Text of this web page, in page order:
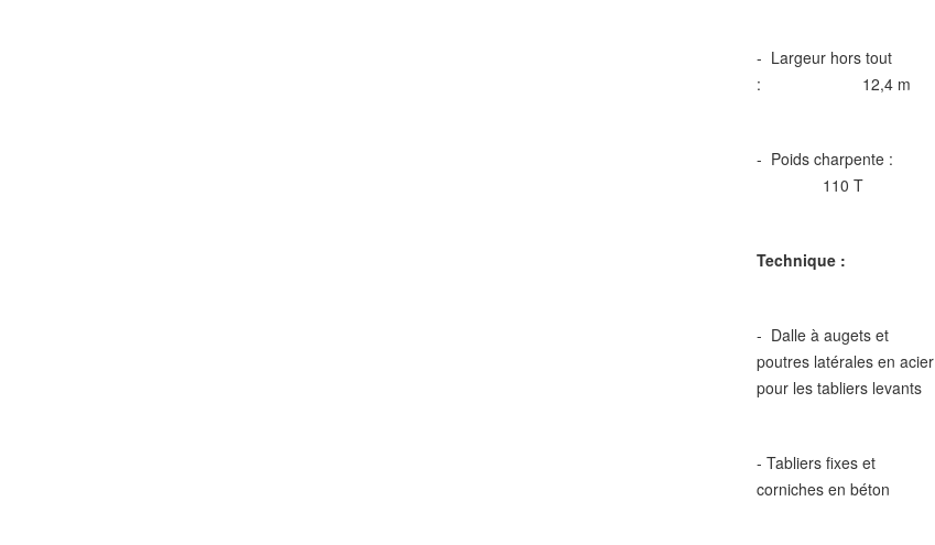
- Largeur hors tout
: 12,4 m
- Poids charpente :
110 T
Technique :
- Dalle à augets et
poutres latérales en acier
pour les tabliers levants
- Tabliers fixes et
corniches en béton